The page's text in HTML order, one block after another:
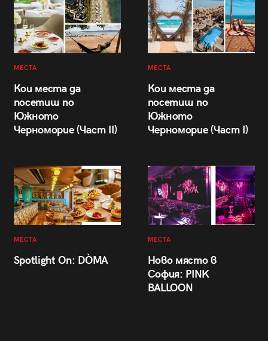
МЕСТА
Кои места да
посетиш по
Южното
Черноморие (Част II)
МЕСТА
Кои места да
посетиш по
Южното
Черноморие (Част I)
МЕСТА
Spotlight On: DÒMA
МЕСТА
Ново място в
София: PINK
BALLOON